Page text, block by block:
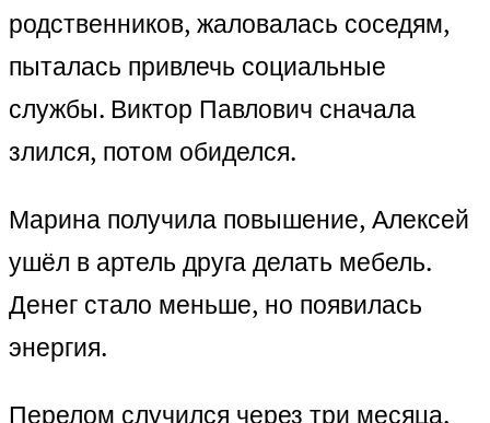
родственников, жаловалась соседям,
пыталась привлечь социальные
службы. Виктор Павлович сначала
злился, потом обиделся.
Марина получила повышение, Алексей
ушёл в артель друга делать мебель.
Денег стало меньше, но появилась
энергия.
Перелом случился через три месяца.